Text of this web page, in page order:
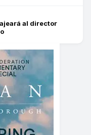
al director